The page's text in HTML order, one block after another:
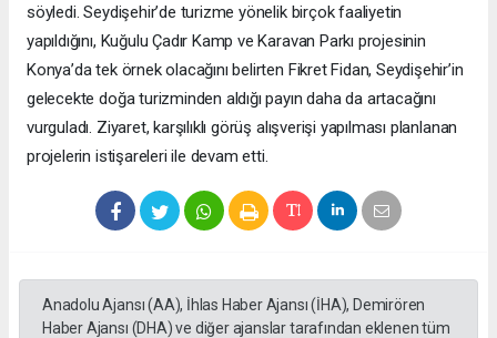
söyledi. Seydişehir’de turizme yönelik birçok faaliyetin
yapıldığını, Kuğulu Çadır Kamp ve Karavan Parkı projesinin
Konya’da tek örnek olacağını belirten Fikret Fidan, Seydişehir’in
gelecekte doğa turizminden aldığı payın daha da artacağını
vurguladı. Ziyaret, karşılıklı görüş alışverişi yapılması planlanan
projelerin istişareleri ile devam etti.
Anadolu Ajansı (AA), İhlas Haber Ajansı (İHA), Demirören
Haber Ajansı (DHA) ve diğer ajanslar tarafından eklenen tüm